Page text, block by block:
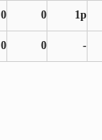
0 0 1p
0 0 -